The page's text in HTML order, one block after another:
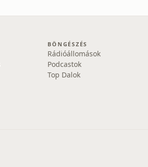
BÖNGÉSZÉS
Rádióállomások
Podcastok
Top Dalok